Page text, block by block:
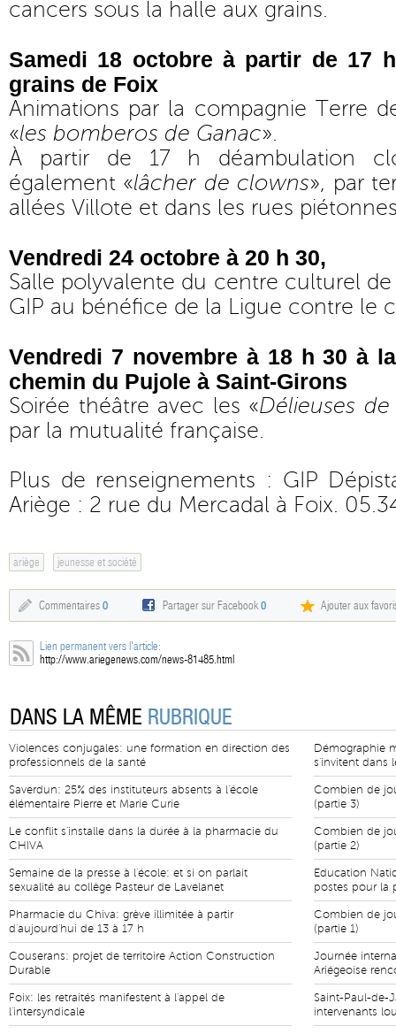
cancers sous la halle aux grains.
Samedi 18 octobre à partir de 17
grains de Foix
Animations par la compagnie Terre
«les bomberos de Ganac».
À partir de 17 h déambulation
également «lâcher de clowns», par
allées Villote et dans les rues
Vendredi 24 octobre à 20 h 30,
Salle polyvalente du centre culturel
GIP au bénéfice de la Ligue contre le
Vendredi 7 novembre à 18 h 30 à
chemin du Pujole à Saint-Girons
Soirée théâtre avec les «Délieuses
par la mutualité française.
Plus de renseignements : GIP
Ariège : 2 rue du Mercadal à Foix.
ariège jeunesse et société
Commentaires 0 Partager sur Facebook0 Ajouter aux
Lien permanent vers l'article:
http://www.ariegenews.com/news-81485.html
DANS LA MÊME RUBRIQUE
Violences conjugales: une formation en direction des
professionnels de la santé
Saverdun: 25% des instituteurs absents à l'école
élémentaire Pierre et Marie Curie
Le conflit s'installe dans la durée à la pharmacie du
CHIVA
Semaine de la presse à l'école: et si on parlait
sexualité au collège Pasteur de Lavelanet
Pharmacie du Chiva: grève illimitée à partir
d'aujourd'hui de 13 à 17 h
Couserans: projet de territoire Action Construction
Durable
Foix: les retraités manifestent à l'appel de
l'intersyndicale
Démographie
s'invitent dans
Combien de
(partie 3)
Combien de
(partie 2)
Education
postes pour la
Combien de
(partie 1)
Journée
Ariégeoise
Saint-Paul-de-
intervenants